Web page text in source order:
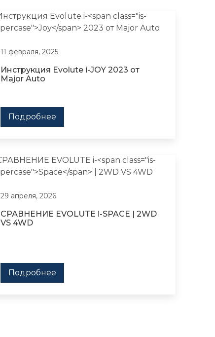
11 февраля, 2025
Инструкция Evolute i-JOY 2023 от
Major Auto
Подробнее
29 апреля, 2026
СРАВНЕНИЕ EVOLUTE i-SPACE | 2WD
VS 4WD
Подробнее